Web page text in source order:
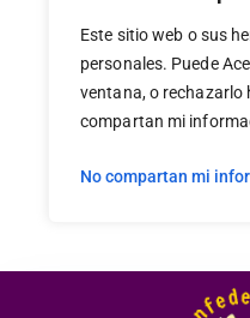
Este sitio web o sus
personales. Puede
ventana, o rechazarlo
compartan mi
No compartan mi